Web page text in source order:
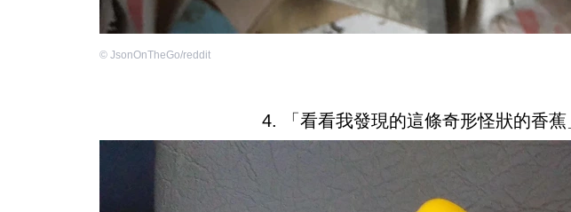
© JsonOnTheGo/reddit
4. 「看看我發現的這條奇形怪狀的香蕉